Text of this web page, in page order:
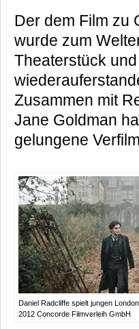
Der dem Film zu
wurde zum
Theaterstück
Zusammen mit
Jane Goldman
gelungene
Daniel Radcliffe spielt jungen
2012 Concorde Filmverleih GmbH